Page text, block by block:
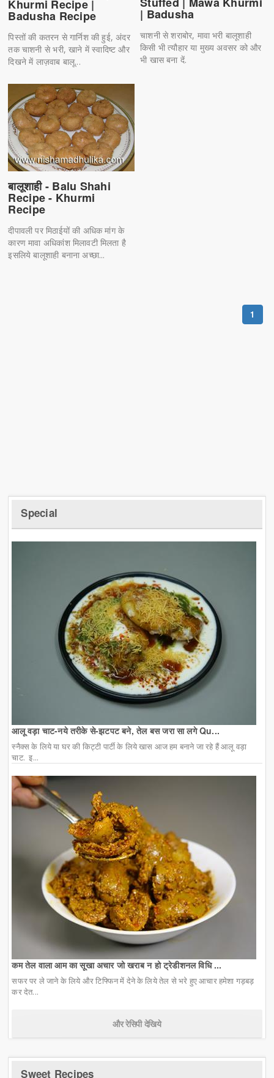
Khurmi Recipe |
Badusha Recipe
पिस्तों की कतरन से गार्निश की हुई, अंदर
तक चाशनी से भरी, खाने में स्वादिष्ट और
दिखने में लाज़वाब बालू...
| Badusha
चाशनी से शराबोर, मावा भरी बालूशाही
किसी भी त्यौहार या मुख्य अवसर को और
भी खास बना दें.
बालूशाही - Balu Shahi
Recipe - Khurmi
Recipe
दीपावली पर मिठाईयों की अधिक मांग के
कारण मावा अधिकांश मिलावटी मिलता है
इसलिये बालूशाही बनाना अच्छा...
1
Special
आलू वड़ा चाट-नये तरीके से-झटपट बने, तेल बस जरा सा लगे Qu...
स्नैक्स के लिये या घर की किट्टी पार्टी के लिये खास आज हम बनाने जा रहे हैं आलू वड़ा
चाट. इ...
कम तेल वाला आम का सूखा अचार जो खराब न हो ट्रेडीशनल विधि ...
सफर पर ले जाने के लिये और टिफ्फिन में देने के लिये तेल से भरे हुए आचार हमेशा गड़बड़
कर देत...
और रेसिपी देखिये
Sweet Recipes